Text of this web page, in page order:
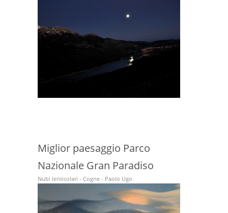
Miglior paesaggio Parco
Nazionale Gran Paradiso
Nubi lenticolari - Cogne - Paolo Ugo